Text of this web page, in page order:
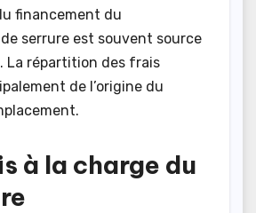
financement du
serrure est souvent source
La répartition des frais
de l’origine du
à la charge du